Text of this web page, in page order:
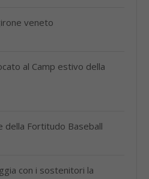
veneto
al Camp estivo della
della Fortitudo Baseball
con i sostenitori la